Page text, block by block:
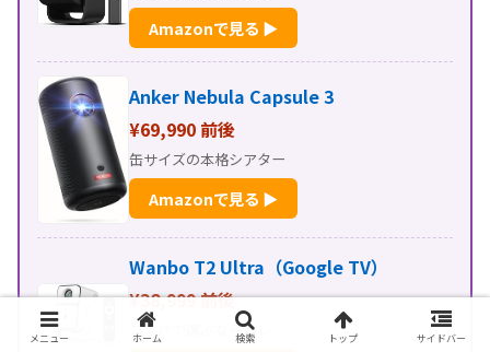
Amazonで見る ▶
Anker Nebula Capsule 3
¥69,990 前後
缶サイズの本格シアター
Amazonで見る ▶
Wanbo T2 Ultra（Google TV）
¥38,999 前後
コスパで選ぶならコレ
メニュー ホーム 検索 トップ サイドバー